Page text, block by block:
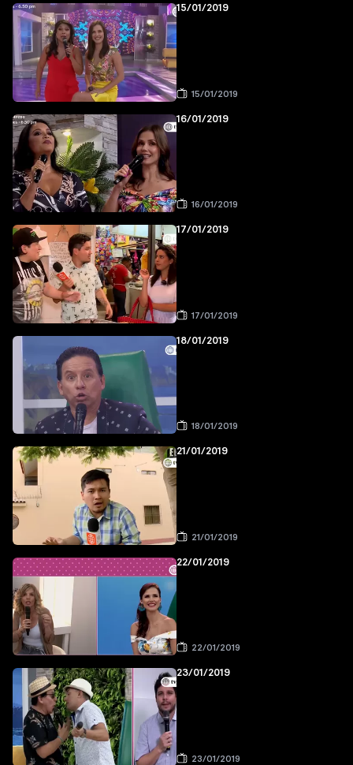
15/01/2019
15/01/2019
16/01/2019
16/01/2019
17/01/2019
17/01/2019
18/01/2019
18/01/2019
21/01/2019
21/01/2019
22/01/2019
22/01/2019
23/01/2019
23/01/2019